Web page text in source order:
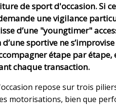
de sport d'occasion. Si
une vigilance
d’une "youngtimer"
sportive ne
étape par
chaque transaction.
repose sur trois
motorisations, bien que